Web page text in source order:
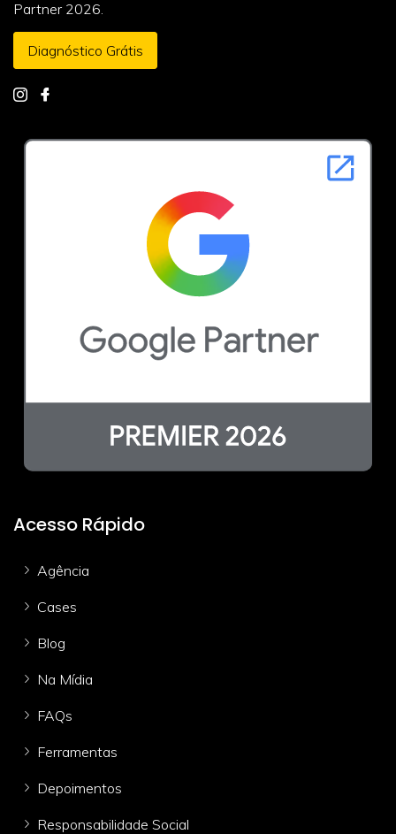
Partner 2026.
Diagnóstico Grátis
Acesso Rápido
Agência
Cases
Blog
Na Mídia
FAQs
Ferramentas
Depoimentos
Responsabilidade Social